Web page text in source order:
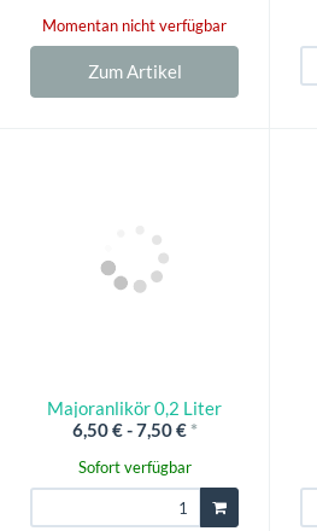
Momentan nicht verfügbar
Zum Artikel
Majoranlikör 0,2 Liter
6,50 € -7,50 € *
Sofort verfügbar